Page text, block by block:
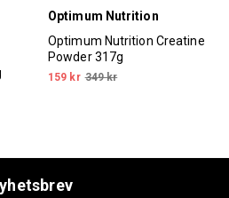
Optimum Nutrition
Optimum Nutrition Creatine
Powder 317g
159 kr 349 kr